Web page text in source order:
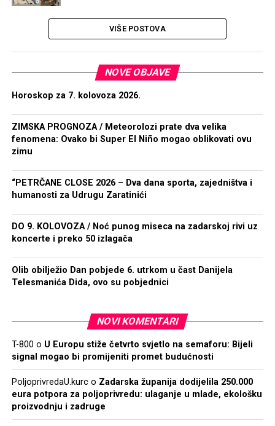
VIŠE POSTOVA
NOVE OBJAVE
Horoskop za 7. kolovoza 2026.
ZIMSKA PROGNOZA / Meteorolozi prate dva velika
fenomena: Ovako bi Super El Niño mogao oblikovati ovu
zimu
“PETRČANE CLOSE 2026 – Dva dana sporta, zajedništva i
humanosti za Udrugu Zaratinići
DO 9. KOLOVOZA / Noć punog miseca na zadarskoj rivi uz
koncerte i preko 50 izlagača
Olib obilježio Dan pobjede 6. utrkom u čast Danijela
Telesmanića Dida, ovo su pobjednici
NOVI KOMENTARI
T-800 o U Europu stiže četvrto svjetlo na semaforu: Bijeli
signal mogao bi promijeniti promet budućnosti
PoljoprivredaU.kurco Zadarska županija dodijelila 250.000
eura potpora za poljoprivredu: ulaganje u mlade, ekološku
proizvodnju i zadruge